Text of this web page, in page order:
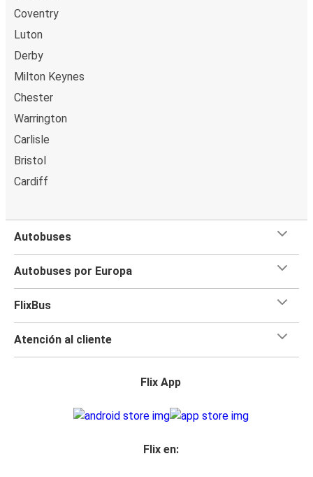
Coventry
Luton
Derby
Milton Keynes
Chester
Warrington
Carlisle
Bristol
Cardiff
Autobuses
Autobuses por Europa
FlixBus
Atención al cliente
Flix App
Flix en: